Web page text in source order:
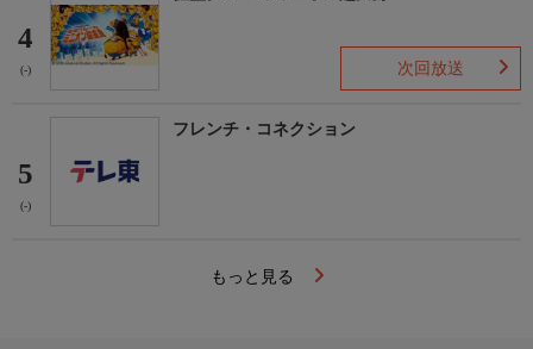
4
(-) 次回放送
5
(-)
フレンチ・コネクション
もっと見る